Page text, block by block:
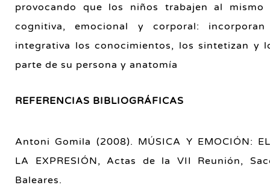
provocando que los niños trabajen al
cognitiva, emocional y corporal:
integrativa los conocimientos, los sintetizan y
parte de su persona y anatomía
REFERENCIAS BIBLIOGRÁFICAS
Antoni Gomila (2008). MÚSICA Y EMOCIÓN:
LA EXPRESIÓN, Actas de la VII Reunión,
Baleares.